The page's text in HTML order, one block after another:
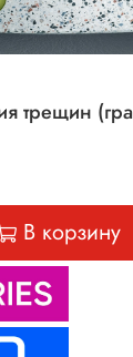
трещин
В корзину